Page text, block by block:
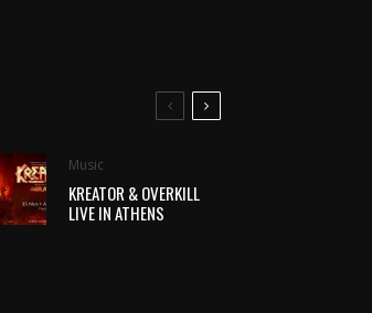
Music
KREATOR & OVERKILL
LIVE IN ATHENS